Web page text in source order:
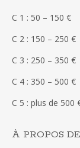
C 1 : 50 – 150 €
C 2 : 150 – 250 €
C 3 : 250 – 350 €
C 4 : 350 – 500 €
C 5 : plus de 500
À PROPOS